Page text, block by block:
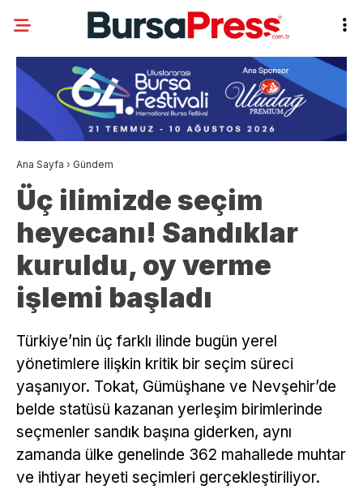
Ana Sayfa › Gündem
Üç ilimizde seçim
heyecanı! Sandıklar
kuruldu, oy verme
işlemi başladı
Türkiye’nin üç farklı ilinde bugün yerel
yönetimlere ilişkin kritik bir seçim süreci
yaşanıyor. Tokat, Gümüşhane ve Nevşehir’de
belde statüsü kazanan yerleşim birimlerinde
seçmenler sandık başına giderken, aynı
zamanda ülke genelinde 362 mahallede muhtar
ve ihtiyar heyeti seçimleri gerçekleştiriliyor.